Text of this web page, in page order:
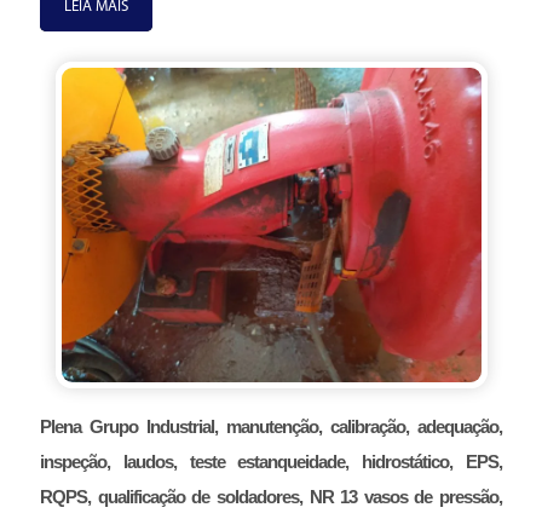
LEIA MAIS
Plena Grupo Industrial, manutenção, calibração, adequação,
inspeção, laudos, teste estanqueidade, hidrostático, EPS,
RQPS, qualificação de soldadores, NR 13 vasos de pressão,